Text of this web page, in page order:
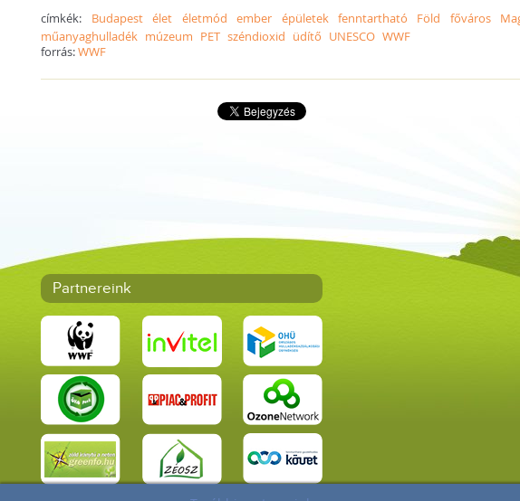
címkék: Budapest élet életmód ember épületek fenntartható Föld főváros
műanyaghulladék múzeum PET széndioxid üdítő UNESCO WWF
forrás:WWF
Partnereink